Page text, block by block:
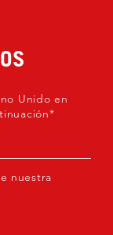
Unido en
nuestra